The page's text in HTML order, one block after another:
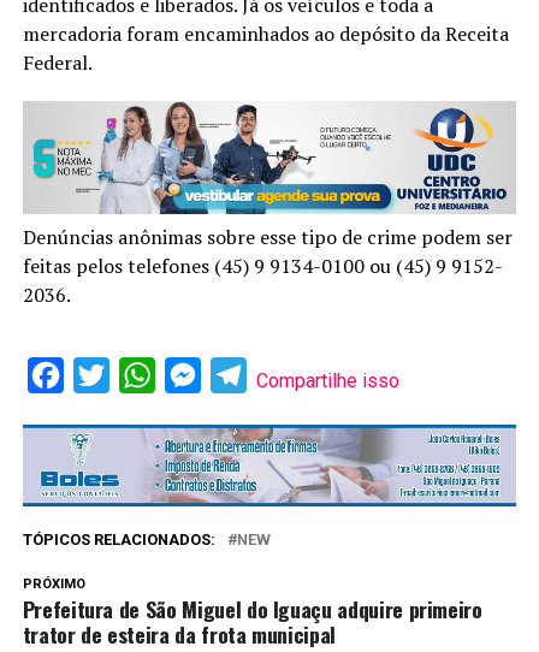
mercadoria foram encaminhados ao depósito da Receita
Federal.
Denúncias anônimas sobre esse tipo de crime podem ser
feitas pelos telefones (45) 9 9134-0100 ou (45) 9 9152-
2036.
Facebook
Twitter WhatsAppMessenger
Telegram
Compartilhe isso
TÓPICOS RELACIONADOS: NEW
PRÓXIMO
Prefeitura de São Miguel do Iguaçu adquire primeiro
trator de esteira da frota municipal